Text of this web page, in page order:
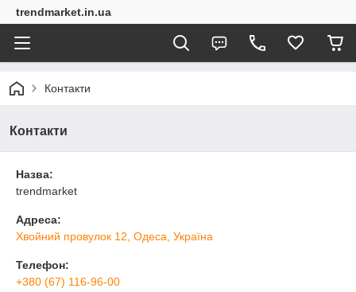
trendmarket.in.ua
Контакти
Контакти
Назва:
trendmarket
Адреса:
Хвойний провулок 12, Одеса, Україна
Телефон:
+380 (67) 116-96-00